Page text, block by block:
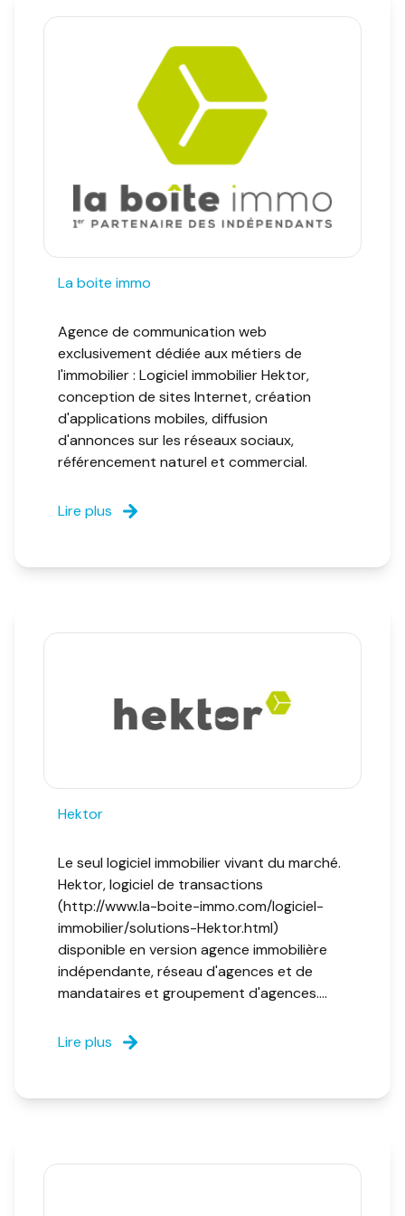
NOUS ?
La boite immo
Agence de communication web
exclusivement dédiée aux métiers de
l'immobilier : Logiciel immobilier Hektor,
conception de sites Internet, création
d'applications mobiles, diffusion
d'annonces sur les réseaux sociaux,
référencement naturel et commercial.
Lire plus
Hektor
Le seul logiciel immobilier vivant du marché.
Hektor, logiciel de transactions
(http://www.la-boite-immo.com/logiciel-
immobilier/solutions-Hektor.html)
disponible en version agence immobilière
indépendante, réseau d'agences et de
mandataires et groupement d'agences....
Lire plus